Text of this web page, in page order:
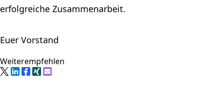
erfolgreiche Zusammenarbeit.
Euer Vorstand
Weiterempfehlen